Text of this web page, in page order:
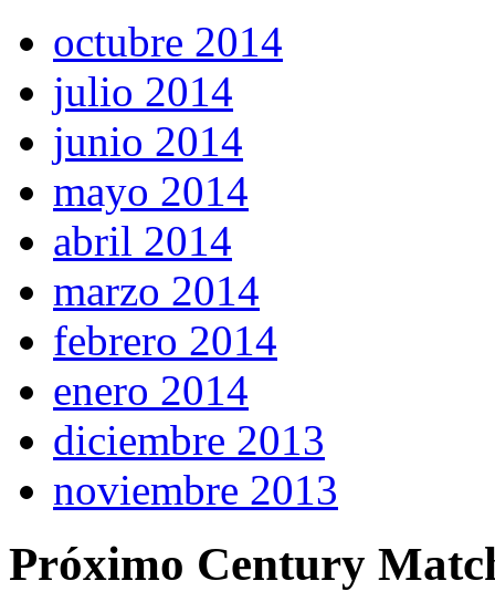
octubre 2014
julio 2014
junio 2014
mayo 2014
abril 2014
marzo 2014
febrero 2014
enero 2014
diciembre 2013
noviembre 2013
Próximo Century